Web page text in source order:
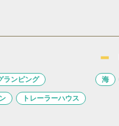
ランピング
トレーラーハウス
海